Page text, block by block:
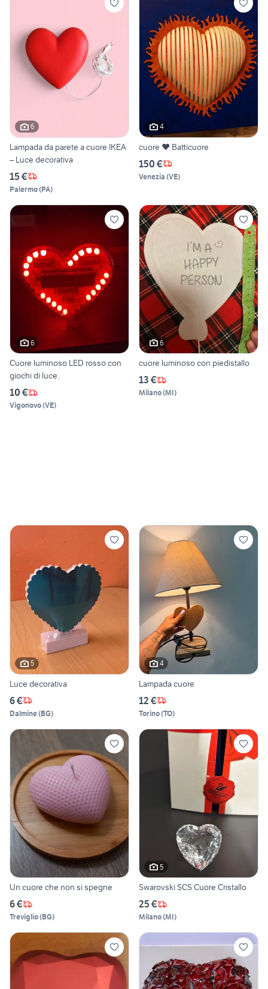
6
Lampada da parete a cuore IKEA
– Luce decorativa
15 €
Palermo(PA)
4
cuore ❤️ Batticuore
150 €
Venezia (VE)
6
Cuore luminoso LED rosso con
giochi di luce.
10 €
Vigonovo(VE)
6
cuore luminoso con piedistallo
13 €
Milano(MI)
5
Luce decorativa
6 €
Dalmine(BG)
4
Lampada cuore
12 €
Torino(TO)
Un cuore che non si spegne
6 €
Treviglio(BG)
5
Swarovski SCS Cuore Cristallo
25 €
Milano(MI)